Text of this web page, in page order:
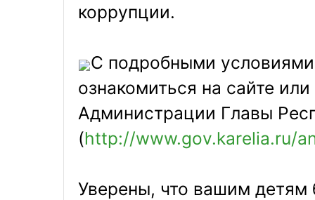
коррупции.
С подробными
ознакомиться на сайте
Администрации Главы
(http://www.gov.karelia.ru/
Уверены, что вашим детям